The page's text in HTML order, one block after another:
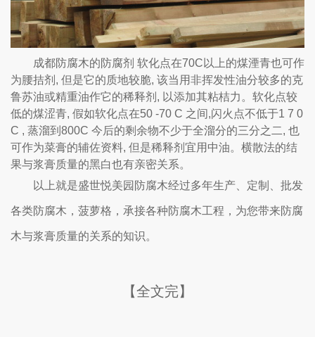
成都防腐木的防腐剂 软化点在70C以上的煤湮青也可作
为腰拮剂, 但是它的质地较脆, 该当用非挥发性油分较多的克
鲁苏油或精重油作它的稀释剂, 以添加其粘桔力。软化点较
低的煤涩青, 假如软化点在50 -70 C 之间,闪火点不低于1 7 0
C , 蒸溜到800C 今后的剩余物不少于全溜分的三分之二, 也
可作为菜膏的辅佐资料, 但是稀释剂宜用中油。横散法的结
果与浆膏质量的黑白也有亲密关系。
以上就是盛世悦美园防腐木经过多年生产、定制、批发
各类防腐木，菠萝格，承接各种防腐木工程，为您带来防腐
木与浆膏质量的关系的知识 。
【全文完】